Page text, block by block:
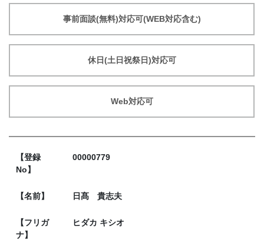
事前面談(無料)対応可(WEB対応含む)
休日(土日祝祭日)対応可
Web対応可
【登録
No】
00000779
【名前】 日髙 貴志夫
【フリガ
ナ】
ヒダカ キシオ